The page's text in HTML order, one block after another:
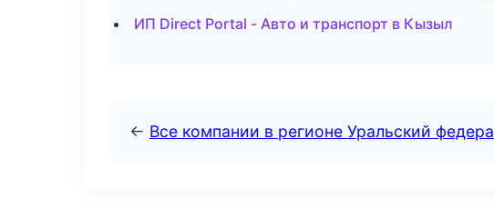
ИП Direct Portal - Авто и транспорт в Кызыл
← Все компании в регионе Уральский